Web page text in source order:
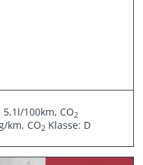
100km, CO2
km, CO2 Klasse: D